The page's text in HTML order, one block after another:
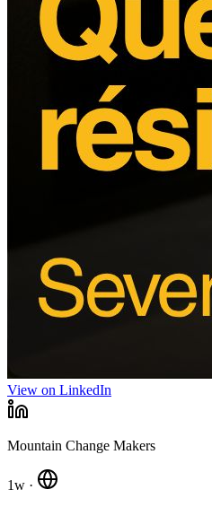
View on LinkedIn
Mountain Change Makers
1w ·